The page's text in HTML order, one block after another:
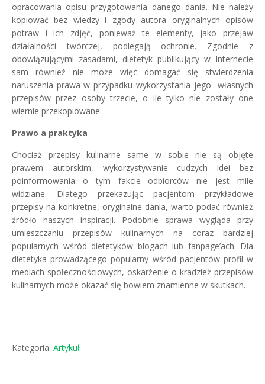
opracowania opisu przygotowania danego dania. Nie należy
kopiować bez wiedzy i zgody autora oryginalnych opisów
potraw i ich zdjęć, ponieważ te elementy, jako przejaw
działalności twórczej, podlegają ochronie. Zgodnie z
obowiązującymi zasadami, dietetyk publikujący w Internecie
sam również nie może więc domagać się stwierdzenia
naruszenia prawa w przypadku wykorzystania jego własnych
przepisów przez osoby trzecie, o ile tylko nie zostały one
wiernie przekopiowane.
Prawo a praktyka
Chociaż przepisy kulinarne same w sobie nie są objęte
prawem autorskim, wykorzystywanie cudzych idei bez
poinformowania o tym fakcie odbiorców nie jest mile
widziane. Dlatego przekazując pacjentom przykładowe
przepisy na konkretne, oryginalne dania, warto podać również
źródło naszych inspiracji. Podobnie sprawa wygląda przy
umieszczaniu przepisów kulinarnych na coraz bardziej
popularnych wśród dietetyków blogach lub fanpage’ach. Dla
dietetyka prowadzącego popularny wśród pacjentów profil w
mediach społecznościowych, oskarżenie o kradzież przepisów
kulinarnych może okazać się bowiem znamienne w skutkach.
Kategoria: Artykuł